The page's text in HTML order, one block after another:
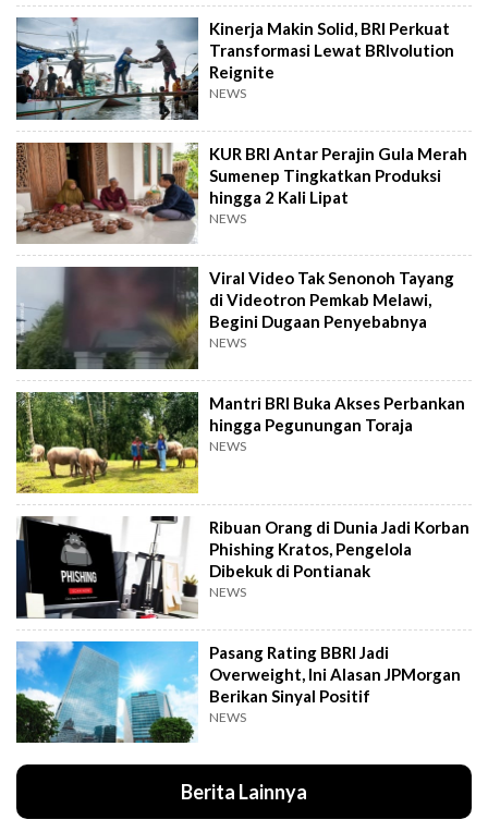
Kinerja Makin Solid, BRI Perkuat
Transformasi Lewat BRIvolution
Reignite
NEWS
KUR BRI Antar Perajin Gula Merah
Sumenep Tingkatkan Produksi
hingga 2 Kali Lipat
NEWS
Viral Video Tak Senonoh Tayang
di Videotron Pemkab Melawi,
Begini Dugaan Penyebabnya
NEWS
Mantri BRI Buka Akses Perbankan
hingga Pegunungan Toraja
NEWS
Ribuan Orang di Dunia Jadi Korban
Phishing Kratos, Pengelola
Dibekuk di Pontianak
NEWS
Pasang Rating BBRI Jadi
Overweight, Ini Alasan JPMorgan
Berikan Sinyal Positif
NEWS
Berita Lainnya